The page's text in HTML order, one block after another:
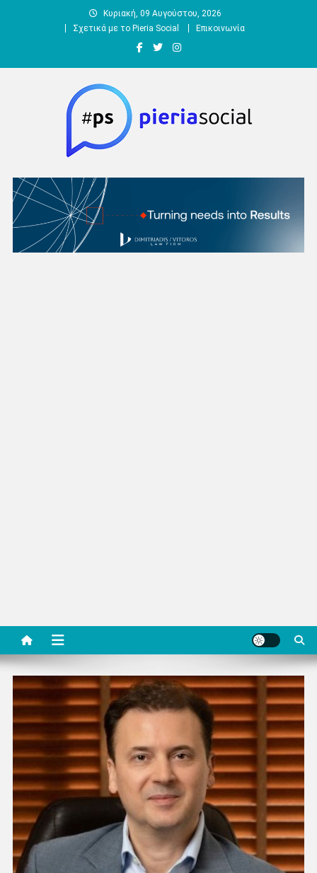
Κυριακή, 09 Αυγούστου, 2026
Σχετικά με το Pieria Social
Επικοινωνία
Pieria Social